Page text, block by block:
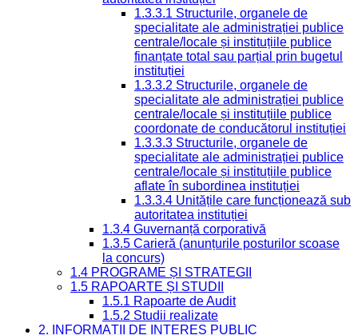
1.3.3.1 Structurile, organele de
specialitate ale administrației publice
centrale/locale și instituțiile publice
finanțate total sau parțial prin bugetul
instituției
1.3.3.2 Structurile, organele de
specialitate ale administrației publice
centrale/locale și instituțiile publice
coordonate de conducătorul instituției
1.3.3.3 Structurile, organele de
specialitate ale administrației publice
centrale/locale și instituțiile publice
aflate în subordinea instituției
1.3.3.4 Unitățile care funcționează sub
autoritatea instituției
1.3.4 Guvernanță corporativă
1.3.5 Carieră (anunțurile posturilor scoase
la concurs)
1.4 PROGRAME ȘI STRATEGII
1.5 RAPOARTE ȘI STUDII
1.5.1 Rapoarte de Audit
1.5.2 Studii realizate
2. INFORMAȚII DE INTERES PUBLIC